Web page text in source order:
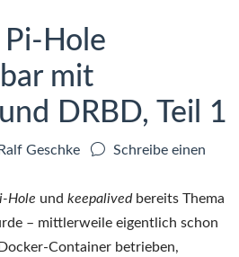
Pi-Hole
mit
DRBD, Teil 1
Ralf Geschke
Schreibe einen
Hole und keepalivedbereits Thema
– mittlerweile eigentlich schon
Container betrieben,